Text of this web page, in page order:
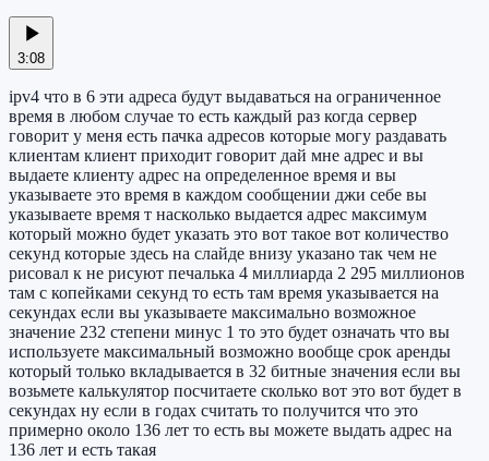
3:08
ipv4 что в 6 эти адреса будут выдаваться на ограниченное
время в любом случае то есть каждый раз когда сервер
говорит у меня есть пачка адресов которые могу раздавать
клиентам клиент приходит говорит дай мне адрес и вы
выдаете клиенту адрес на определенное время и вы
указываете это время в каждом сообщении джи себе вы
указываете время т насколько выдается адрес максимум
который можно будет указать это вот такое вот количество
секунд которые здесь на слайде внизу указано так чем не
рисовал к не рисуют печалька 4 миллиарда 2 295 миллионов
там с копейками секунд то есть там время указывается на
секундах если вы указываете максимально возможное
значение 232 степени минус 1 то это будет означать что вы
используете максимальный возможно вообще срок аренды
который только вкладывается в 32 битные значения если вы
возьмете калькулятор посчитаете сколько вот это вот будет в
секундах ну если в годах считать то получится что это
примерно около 136 лет то есть вы можете выдать адрес на
136 лет и есть такая